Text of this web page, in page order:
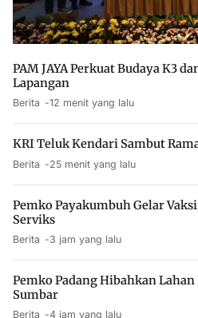
PAM JAYA Perkuat Budaya K3
Lapangan
Berita 12 menit yang lalu
KRI Teluk Kendari Sambut
Berita 25 menit yang lalu
Pemko Payakumbuh Gelar
Serviks
Berita 3 jam yang lalu
Pemko Padang Hibahkan
Sumbar
Berita 4 jam yang lalu